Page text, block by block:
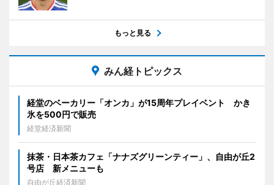
もっと見る
みん経トピックス
経堂のベーカリー「オンカ」が15周年プレイベント かき
氷を500円で販売
経堂経済新聞
抹茶・日本茶カフェ「ナナズグリーンティー」、自由が丘2
号店 新メニューも
自由が丘経済新聞